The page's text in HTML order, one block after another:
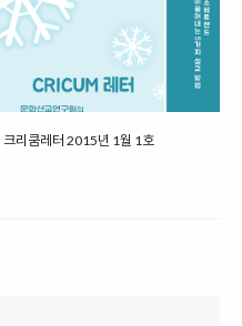
크리쿰레터 2015년 1월 1호